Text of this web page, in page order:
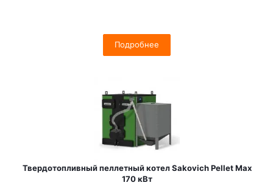
Подробнее
Твердотопливный пеллетный котел Sakovich Pellet Max
170 кВт